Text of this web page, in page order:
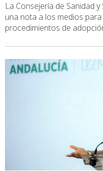
La Consejería de Sanidad
una nota a los medios
procedimientos de